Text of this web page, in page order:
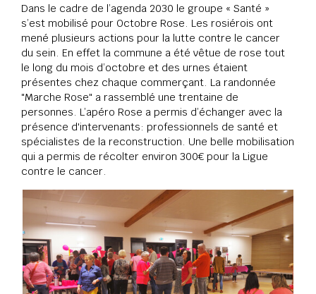
Dans le cadre de l’agenda 2030 le groupe « Santé »
s’est mobilisé pour Octobre Rose. Les rosiérois ont
mené plusieurs actions pour la lutte contre le cancer
du sein. En effet la commune a été vêtue de rose tout
le long du mois d’octobre et des urnes étaient
présentes chez chaque commerçant. La randonnée
"Marche Rose" a rassemblé une trentaine de
personnes. L’apéro Rose a permis d’échanger avec la
présence d'intervenants: professionnels de santé et
spécialistes de la reconstruction. Une belle mobilisation
qui a permis de récolter environ 300€ pour la Ligue
contre le cancer.